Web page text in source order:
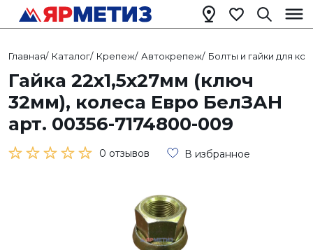
Главная/ Каталог/ Крепеж/ Автокрепеж/ Болты и гайки для
Гайка 22х1,5х27мм (ключ
32мм), колеса Евро БелЗАН
арт. 00356-7174800-009
0 отзывов В избранное